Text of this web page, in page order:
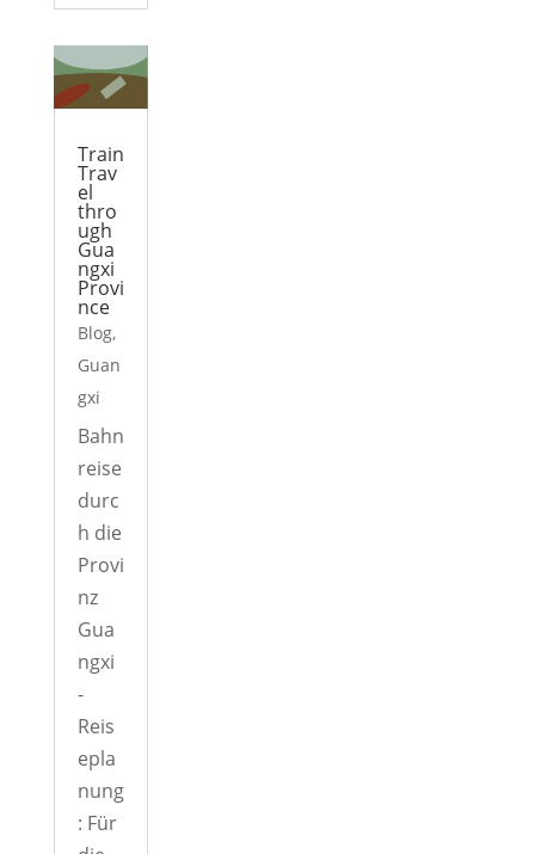
Train
Trav
el
thro
ugh
Gua
ngxi
Provi
nce
Blog,
Guan
gxi
Bahn
reise
durc
h die
Provi
nz
Gua
ngxi
-
Reis
epla
nung
: Für